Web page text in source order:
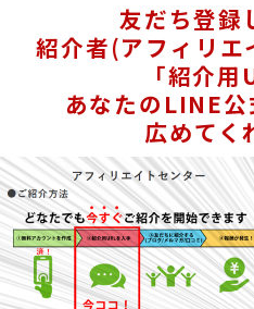
友だち登録
紹介者(アフィリエ
「紹介
あなたのLINE
広めてく